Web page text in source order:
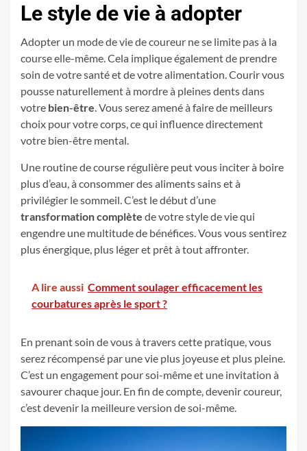
Le style de vie à adopter
Adopter un mode de vie de coureur ne se limite pas à la
course elle-même. Cela implique également de prendre
soin de votre santé et de votre alimentation. Courir vous
pousse naturellement à mordre à pleines dents dans
votre bien-être. Vous serez amené à faire de meilleurs
choix pour votre corps, ce qui influence directement
votre bien-être mental.
Une routine de course régulière peut vous inciter à boire
plus d’eau, à consommer des aliments sains et à
privilégier le sommeil. C’est le début d’une
transformation complète de votre style de vie qui
engendre une multitude de bénéfices. Vous vous sentirez
plus énergique, plus léger et prêt à tout affronter.
A lire aussi Comment soulager efficacement les
courbatures après le sport ?
En prenant soin de vous à travers cette pratique, vous
serez récompensé par une vie plus joyeuse et plus pleine.
C’est un engagement pour soi-même et une invitation à
savourer chaque jour. En fin de compte, devenir coureur,
c’est devenir la meilleure version de soi-même.